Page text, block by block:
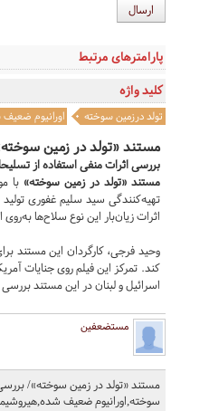
مستند «تولد در زمین سوخته»/
سوخته,اورانیوم ضعیف
مستضعفین
مستند «تولد در زمین
بررسی اثرات منفی استفاده از
مستند «تولد در زمین سوخته» با
تهیه‌کنندگی سید سلیم غفوری
اثرات زیان‌بار این نوع سلاح‌‎ها به‌روی انسان است. آمریکا در سال ۲۰۰۳ از این سلاح در جنگ با عراق استفاده کرد.
اسرائیل و لبنان در این مستند
کلید واژه
تولد درزمین سوخته اورانیوم
پارامترهای مرتبط
ارسال